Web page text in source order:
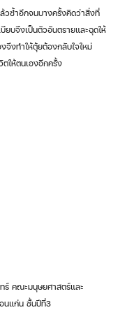
วซ้ำอีกจนบางครั้งคิดว่าสิ่งที่
ยบจึงเป็นตัวอันตรายและฉุดให้
จึงทำให้ตุ้ยต้องกลับใจใหม่
ตให้ตนเองอีกครั้ง
คณะมนุษยศาสตร์และ
นแก่น ชั้นปีที่3